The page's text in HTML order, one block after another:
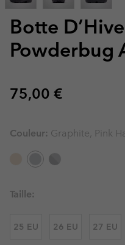
Botte
Powderbug
Regular price:
75,00 €
Couleur: Graphite, Pink
Taille:
25 EU 26 EU 27 EU